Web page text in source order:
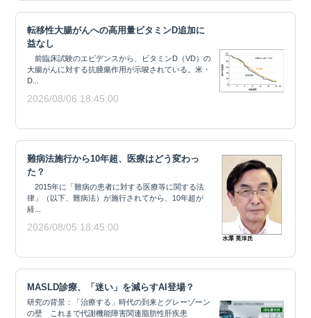
転移性大腸がんへの高用量ビタミンD追加に
益なし
前臨床試験のエビデンスから、ビタミンD（VD）の
大腸がんに対する抗腫瘍作用が示唆されている。米・
D...
2026/08/06 18:45:00
難病法施行から10年超、医療はどう変わっ
た？
2015年に「難病の患者に対する医療等に関する法
律」（以下、難病法）が施行されてから、10年超が
経...
2026/08/05 18:45:00
MASLD診療、「迷い」を減らすAI登場？
研究の背景：「治療する」時代の到来とグレーゾーン
の壁 これまで代謝機能障害関連脂肪性肝疾患